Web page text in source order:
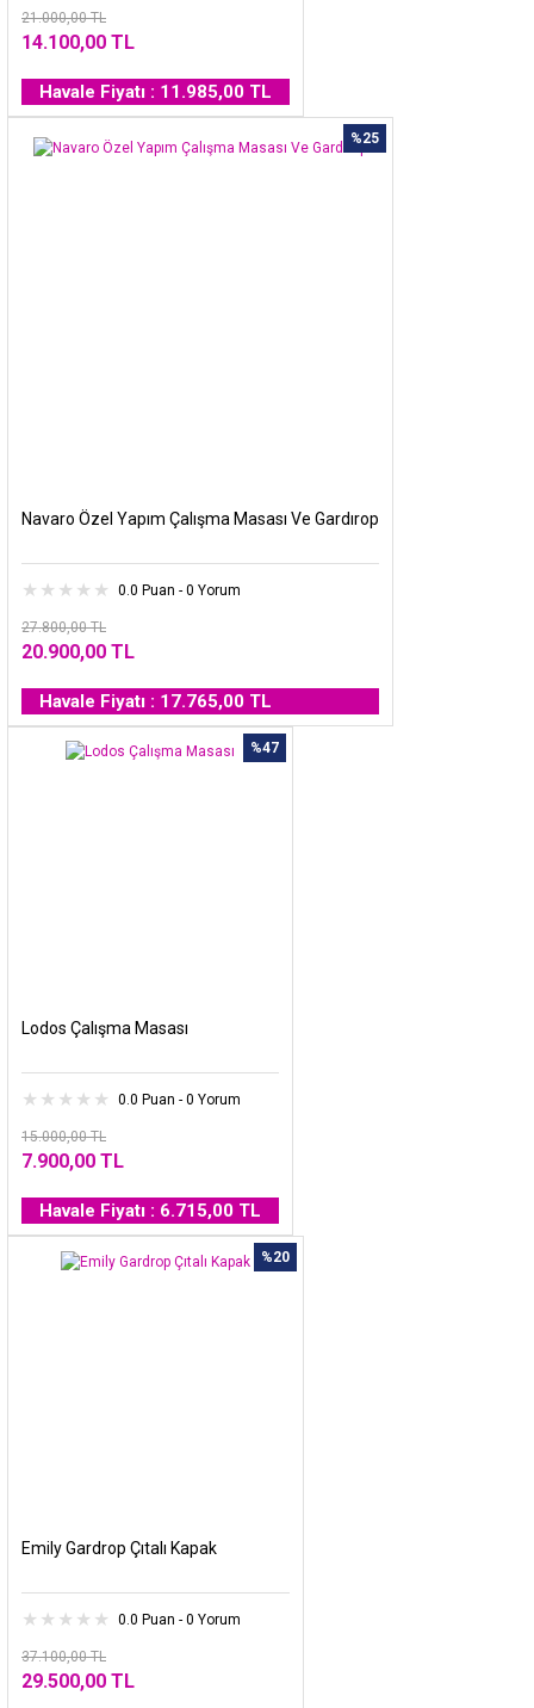
21.000,00 TL
14.100,00 TL
Havale Fiyatı : 11.985,00 TL
%25
Navaro Özel Yapım Çalışma Masası Ve Gardırop
0.0 Puan - 0 Yorum
27.800,00 TL
20.900,00 TL
Havale Fiyatı : 17.765,00 TL
%47
Lodos Çalışma Masası
0.0 Puan - 0 Yorum
15.000,00 TL
7.900,00 TL
Havale Fiyatı : 6.715,00 TL
%20
Emily Gardrop Çıtalı Kapak
0.0 Puan - 0 Yorum
37.100,00 TL
29.500,00 TL